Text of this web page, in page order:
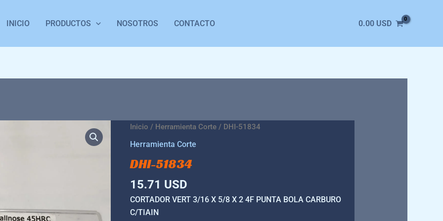
INICIO PRODUCTOS NOSOTROS CONTACTO 0.00 USD
Inicio / Herramienta Corte / DHI-51834
Herramienta Corte
DHI-51834
15.71 USD
CORTADOR VERT 3/16 X 5/8 X 2 4F PUNTA BOLA CARBURO
C/TIAIN
DHI-
51834